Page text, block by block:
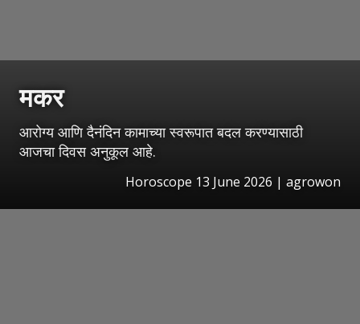
मकर
आरोग्य आणि दैनंदिन कामाच्या स्वरूपात बदल करण्यासाठी
आजचा दिवस अनुकूल आहे.
Horoscope 13 June 2026 | agrowon